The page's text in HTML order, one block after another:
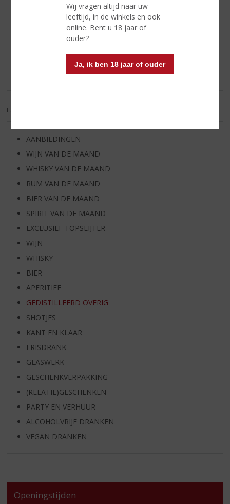
Wij vragen altijd naar uw
leeftijd, in de winkels en ook
online. Bent u 18 jaar of
ouder?
Ja, ik ben 18 jaar of ouder
Een van mijn favorieten. Jager moet wel erg koud worden
geserveerd voor de beste smaak. Er zijn goedkopere
dranken om dronken mee te worden, maar zoals Jager
smaakt, is er geen en het is de prijs waard! Jager heeft
van drop houdt, raad ik het niet aan. Geweldig als shot of
EXCL. BTW
AANBIEDINGEN
WIJN VAN DE MAAND
WHISKY VAN DE MAAND
RUM VAN DE MAAND
BIER VAN DE MAAND
SPIRIT VAN DE MAAND
EXCLUSIEF TOPSLIJTER
WIJN
WHISKY
BIER
APERITIEF
GEDISTILLEERD OVERIG
SHOTJES
KANT EN KLAAR
FRISDRANK
GLASWERK
GESCHENKVERPAKKING
(RELATIE)GESCHENKEN
PARTY EN VERHUUR
ALCOHOLVRIJE DRANKEN
VEGAN DRANKEN
Openingstijden